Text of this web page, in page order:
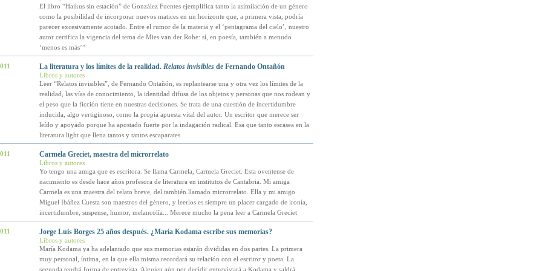
El libro “Haikus sin estación” de González Fuentes ejemplifica tanto la asimilación de un género
como la posibilidad de incorporar nuevos matices en un horizonte que, a primera vista, podría
parecer excesivamente acotado. Entre el rumor de la materia y el ‘pentagrama del cielo’, nuestro
autor certifica la vigencia del tema de Mies van der Rohe: sí, en poesía, también a menudo
‘menos es más’”
La literatura y los límites de la realidad. Relatos invisiblesde Fernando Ontañón
Libros y autores
Leer “Relatos invisibles”, de Fernando Ontañón, es replantearse una y otra vez los límites de la
realidad, las vías de conocimiento, la identidad difusa de los objetos y personas que nos rodean y
el peso que la ficción tiene en nuestras decisiones. Se trata de una cuestión de incertidumbre
inducida, algo vertiginoso, como la propia apuesta vital del autor. Un escritor que merece ser
leído y apoyado porque ha apostado fuerte por la indagación radical. Esa que tanto escasea en la
literatura light que llena tantos y tantos escaparates
Carmela Greciet, maestra del microrrelato
Libros y autores
Yo tengo una amiga que es escritora. Se llama Carmela, Carmela Greciet. Esta oventense de
nacimiento es desde hace años profesora de literatura en institutos de Cantabria. Mi amiga
Carmela es una maestra del relato breve, del también llamado microrrelato. Ella y mi amigo
Miguel Ibáñez Cuesta son maestros del género, y leerlos es siempre un placer cargado de ironía,
incertidumbre, suspense, humor, melancolía... Merece mucho la pena leer a Carmela Greciet
Jorge Luis Borges 25 años después. ¿María Kodama escribe sus memorias?
Libros y autores
María Kodama ya ha adelantado que sus memorias estarán divididas en dos partes. La primera
muy personal, íntima, en la que ella misma recordará su relación con el escritor y poeta. La
segunda tendrá forma de entrevista. Alguien aún por decidir entrevistará a Kodama y saldrá